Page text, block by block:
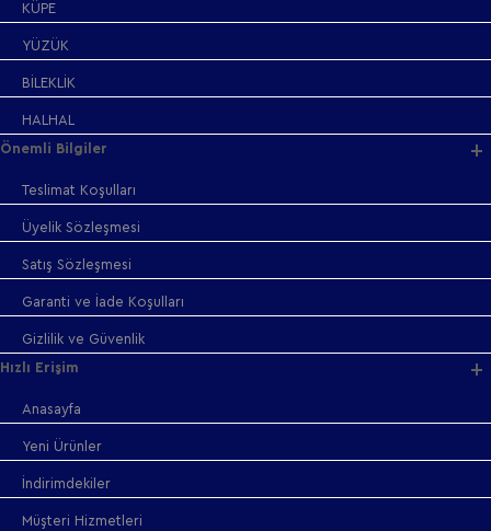
KÜPE
YÜZÜK
BİLEKLİK
HALHAL
Önemli Bilgiler
Teslimat Koşulları
Üyelik Sözleşmesi
Satış Sözleşmesi
Garanti ve İade Koşulları
Gizlilik ve Güvenlik
Hızlı Erişim
Anasayfa
Yeni Ürünler
İndirimdekiler
Müşteri Hizmetleri